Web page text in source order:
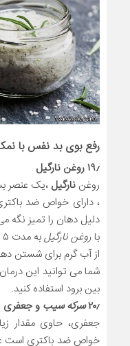
رفع بوی بد نفس با
۱۹٫ روغن نارگیل
روغننارگیل ،یک عنصر
، دارای خواص ضد
دلیل دهان را تمیز نگه
باروغن نارگیلبه مدت ۵ تا ۱۰ دقیقه دهان را شستشو دهید.
از آب گرم برای شستن
شما می توانید این
بین برود استفاده کنید.
۲۰٫سرکه سیب و جعفری
جعفری، حاوی مقدار
خواص ضد باکتری است